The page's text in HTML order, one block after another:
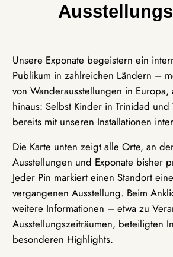
Unsere Exponate begeistern ein
Publikum in zahlreichen Ländern –
von Wanderausstellungen in
hinaus: Selbst Kinder in Trinidad und
bereits mit unseren Installationen
Die Karte unten zeigt alle Orte, an
Ausstellungen und Exponate bisher
Jeder Pin markiert einen Standort
vergangenen Ausstellung. Beim
weitere Informationen – etwa zu
Ausstellungszeiträumen, beteiligten
besonderen Highlights.